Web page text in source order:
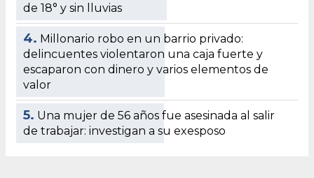
de 18° y sin lluvias
4. Millonario robo en un barrio privado:
delincuentes violentaron una caja fuerte y
escaparon con dinero y varios elementos de
valor
5. Una mujer de 56 años fue asesinada al salir
de trabajar: investigan a su exesposo